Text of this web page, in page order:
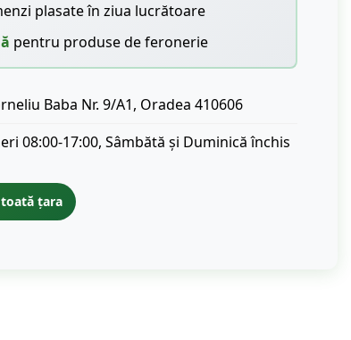
plasate în ziua lucrătoare
pentru produse de feronerie
Baba Nr. 9/A1, Oradea 410606
08:00-17:00, Sâmbătă și Duminică închis
țara